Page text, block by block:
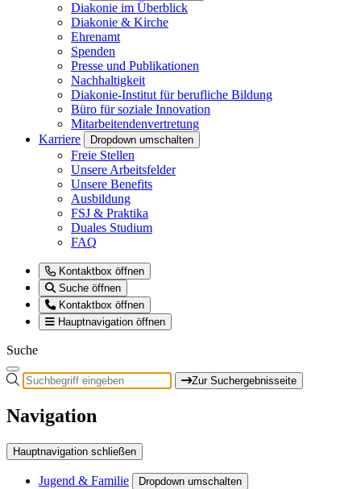
Diakonie im Überblick
Diakonie & Kirche
Ehrenamt
Spenden
Presse und Publikationen
Nachhaltigkeit
Diakonie-Institut für berufliche Bildung
Büro für soziale Innovation
Mitarbeitendenvertretung
Karriere
Dropdown umschalten
Freie Stellen
Unsere Arbeitsfelder
Unsere Benefits
Ausbildung
FSJ & Praktika
Duales Studium
FAQ
Kontaktbox öffnen
Suche öffnen
Kontaktbox öffnen
Hauptnavigation öffnen
Suche
Zur Suchergebnisseite
Navigation
Hauptnavigation schließen
Jugend & Familie Dropdown umschalten